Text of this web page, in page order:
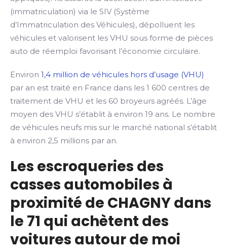
(immatriculation) via le SIV (Système
d’Immatriculation des Véhicules), dépolluent les
véhicules et valorisent les VHU sous forme de pièces
auto de réemploi favorisant l’économie circulaire.
Environ 1,4 million de véhicules hors d’usage (VHU)
par an est traité en France dans les 1 600 centres de
traitement de VHU et les 60 broyeurs agréés. L’âge
moyen des VHU s’établit à environ 19 ans. Le nombre
de véhicules neufs mis sur le marché national s’établit
à environ 2,5 millions par an.
Les escroqueries des
casses automobiles à
proximité de CHAGNY dans
le 71 qui achètent des
voitures autour de moi